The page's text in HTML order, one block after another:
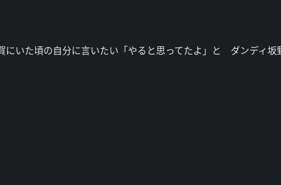
いた頃の自分に言いたい「やると思ってたよ」と ダンディ坂